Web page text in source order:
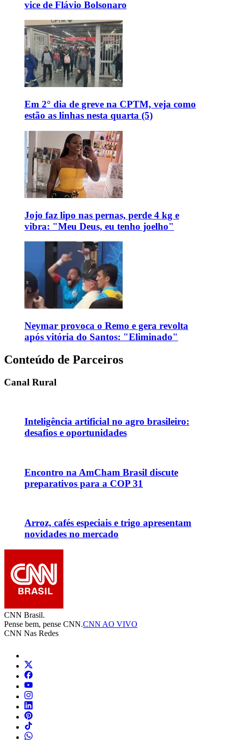
vice de Flávio Bolsonaro
Em 2° dia de greve na CPTM, veja como
estão as linhas nesta quarta (5)
Jojo faz lipo nas pernas, perde 4 kg e
vibra: "Meu Deus, eu tenho joelho"
Neymar provoca o Remo e gera revolta
após vitória do Santos: "Eliminado"
Conteúdo de Parceiros
Canal Rural
Inteligência artificial no agro brasileiro:
desafios e oportunidades
Encontro na AmCham Brasil discute
preparativos para a COP 31
Arroz, cafés especiais e trigo apresentam
novidades no mercado
CNN Brasil.
Pense bem, pense CNN.CNN AO VIVO
CNN Nas Redes